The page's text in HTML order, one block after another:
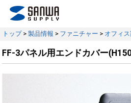
トップ> 製品情報 > ファニチャー > オフィ
FF-3パネル用エンドカバー